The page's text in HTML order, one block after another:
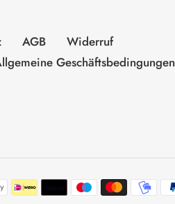
AGB
Widerruf
Geschäftsbedingungen